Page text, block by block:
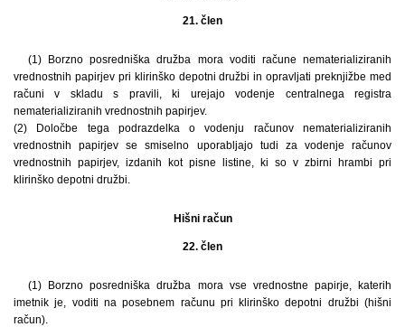
21. člen
(1) Borzno posredniška družba mora voditi račune nematerializiranih
vrednostnih papirjev pri klirinško depotni družbi in opravljati preknjižbe med
računi v skladu s pravili, ki urejajo vodenje centralnega registra
nematerializiranih vrednostnih papirjev.
(2) Določbe tega podrazdelka o vodenju računov nematerializiranih
vrednostnih papirjev se smiselno uporabljajo tudi za vodenje računov
vrednostnih papirjev, izdanih kot pisne listine, ki so v zbirni hrambi pri
klirinško depotni družbi.
Hišni račun
22. člen
(1) Borzno posredniška družba mora vse vrednostne papirje, katerih
imetnik je, voditi na posebnem računu pri klirinško depotni družbi (hišni
račun).